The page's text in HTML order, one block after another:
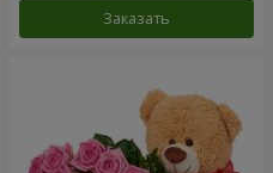
Заказать